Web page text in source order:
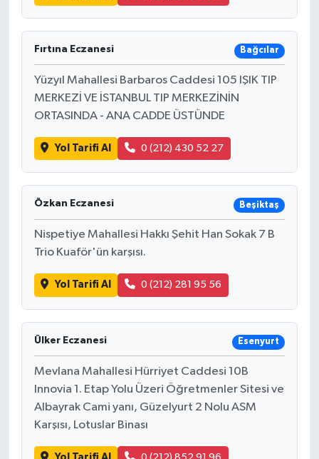
Fırtına Eczanesi Bağcılar
Yüzyıl Mahallesi Barbaros Caddesi 105 IŞIK TIP
MERKEZİ VE İSTANBUL TIP MERKEZİNİN
ORTASINDA - ANA CADDE ÜSTÜNDE
Yol Tarifi Al 0 (212) 430 52 27
Özkan Eczanesi Beşiktaş
Nispetiye Mahallesi Hakkı Şehit Han Sokak 7 B
Trio Kuaför'ün karşısı.
Yol Tarifi Al 0 (212) 281 95 56
Ülker Eczanesi Esenyurt
Mevlana Mahallesi Hürriyet Caddesi 10B
Innovia 1. Etap Yolu Üzeri Öğretmenler Sitesi ve
Albayrak Cami yanı, Güzelyurt 2 Nolu ASM
Karşısı, Lotuslar Binası